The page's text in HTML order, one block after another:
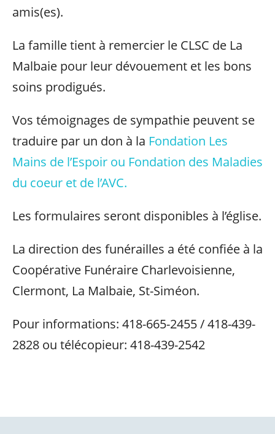
amis(es).
La famille tient à remercier le CLSC de La
Malbaie pour leur dévouement et les bons
soins prodigués.
Vos témoignages de sympathie peuvent se
traduire par un don à la Fondation Les
Mains de l’Espoir ou Fondation des Maladies
du coeur et de l’AVC.
Les formulaires seront disponibles à l’église.
La direction des funérailles a été confiée à la
Coopérative Funéraire Charlevoisienne,
Clermont, La Malbaie, St-Siméon.
Pour informations: 418-665-2455 / 418-439-
2828 ou télécopieur: 418-439-2542